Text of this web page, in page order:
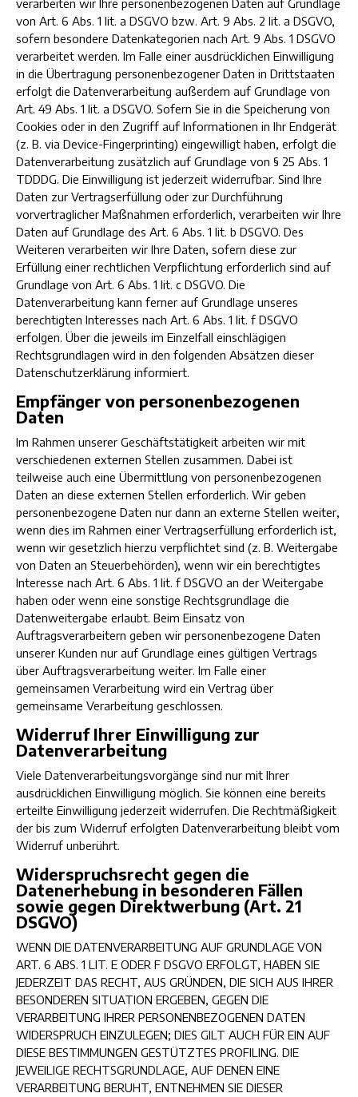
verarbeiten wir Ihre personenbezogenen Daten auf Grundlage
von Art. 6 Abs. 1 lit. a DSGVO bzw. Art. 9 Abs. 2 lit. a DSGVO,
sofern besondere Datenkategorien nach Art. 9 Abs. 1 DSGVO
verarbeitet werden. Im Falle einer ausdrücklichen Einwilligung
in die Übertragung personenbezogener Daten in Drittstaaten
erfolgt die Datenverarbeitung außerdem auf Grundlage von
Art. 49 Abs. 1 lit. a DSGVO. Sofern Sie in die Speicherung von
Cookies oder in den Zugriff auf Informationen in Ihr Endgerät
(z. B. via Device-Fingerprinting) eingewilligt haben, erfolgt die
Datenverarbeitung zusätzlich auf Grundlage von § 25 Abs. 1
TDDDG. Die Einwilligung ist jederzeit widerrufbar. Sind Ihre
Daten zur Vertragserfüllung oder zur Durchführung
vorvertraglicher Maßnahmen erforderlich, verarbeiten wir Ihre
Daten auf Grundlage des Art. 6 Abs. 1 lit. b DSGVO. Des
Weiteren verarbeiten wir Ihre Daten, sofern diese zur
Erfüllung einer rechtlichen Verpflichtung erforderlich sind auf
Grundlage von Art. 6 Abs. 1 lit. c DSGVO. Die
Datenverarbeitung kann ferner auf Grundlage unseres
berechtigten Interesses nach Art. 6 Abs. 1 lit. f DSGVO
erfolgen. Über die jeweils im Einzelfall einschlägigen
Rechtsgrundlagen wird in den folgenden Absätzen dieser
Datenschutzerklärung informiert.
Empfänger von personenbezogenen
Daten
Im Rahmen unserer Geschäftstätigkeit arbeiten wir mit
verschiedenen externen Stellen zusammen. Dabei ist
teilweise auch eine Übermittlung von personenbezogenen
Daten an diese externen Stellen erforderlich. Wir geben
personenbezogene Daten nur dann an externe Stellen weiter,
wenn dies im Rahmen einer Vertragserfüllung erforderlich ist,
wenn wir gesetzlich hierzu verpflichtet sind (z. B. Weitergabe
von Daten an Steuerbehörden), wenn wir ein berechtigtes
Interesse nach Art. 6 Abs. 1 lit. f DSGVO an der Weitergabe
haben oder wenn eine sonstige Rechtsgrundlage die
Datenweitergabe erlaubt. Beim Einsatz von
Auftragsverarbeitern geben wir personenbezogene Daten
unserer Kunden nur auf Grundlage eines gültigen Vertrags
über Auftragsverarbeitung weiter. Im Falle einer
gemeinsamen Verarbeitung wird ein Vertrag über
gemeinsame Verarbeitung geschlossen.
Widerruf Ihrer Einwilligung zur
Datenverarbeitung
Viele Datenverarbeitungsvorgänge sind nur mit Ihrer
ausdrücklichen Einwilligung möglich. Sie können eine bereits
erteilte Einwilligung jederzeit widerrufen. Die Rechtmäßigkeit
der bis zum Widerruf erfolgten Datenverarbeitung bleibt vom
Widerruf unberührt.
Widerspruchsrecht gegen die
Datenerhebung in besonderen Fällen
sowie gegen Direktwerbung (Art. 21
DSGVO)
WENN DIE DATENVERARBEITUNG AUF GRUNDLAGE VON
ART. 6 ABS. 1 LIT. E ODER F DSGVO ERFOLGT, HABEN SIE
JEDERZEIT DAS RECHT, AUS GRÜNDEN, DIE SICH AUS IHRER
BESONDEREN SITUATION ERGEBEN, GEGEN DIE
VERARBEITUNG IHRER PERSONENBEZOGENEN DATEN
WIDERSPRUCH EINZULEGEN; DIES GILT AUCH FÜR EIN AUF
DIESE BESTIMMUNGEN GESTÜTZTES PROFILING. DIE
JEWEILIGE RECHTSGRUNDLAGE, AUF DENEN EINE
VERARBEITUNG BERUHT, ENTNEHMEN SIE DIESER